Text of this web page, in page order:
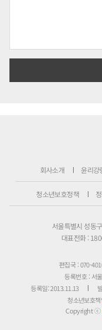
회사소개 윤리강
청소년보호정책
서울특별시 성동
대표전화 :
편집국 : 070-
등록번호 : 서
등록일: 2013.11.13
청소년보호
Copyright ⓒ